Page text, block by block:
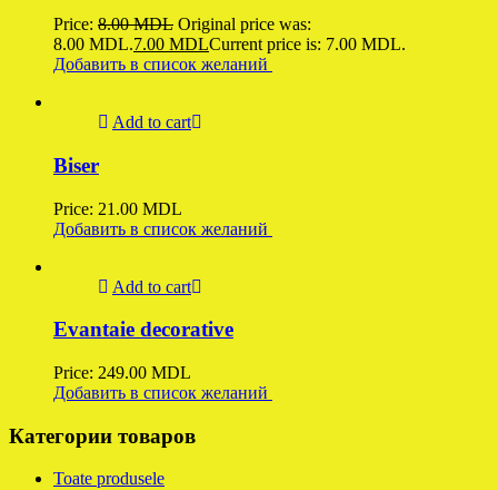
Price: 8.00MDL Original price was:
8.00 MDL.7.00 MDLCurrent price is: 7.00 MDL.
Добавить в список желаний
Add to cart
Biser
Price: 21.00 MDL
Добавить в список желаний
Add to cart
Evantaie decorative
Price: 249.00 MDL
Добавить в список желаний
Категории товаров
Toate produsele